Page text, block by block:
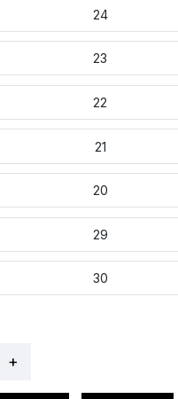
24
23
22
21
20
29
30
+